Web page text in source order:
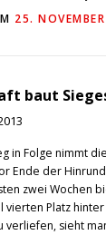
NEWS
25.
baut
in Folge nimmt
Ende der
zwei Wochen
Platz hinter
sieht